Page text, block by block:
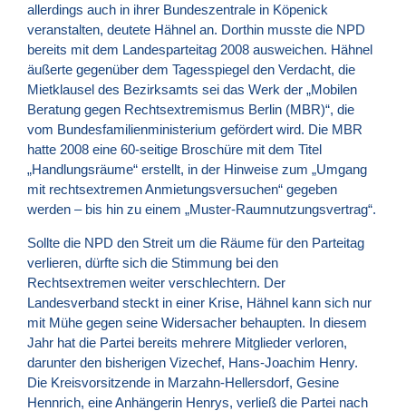
allerdings auch in ihrer Bundeszentrale in Köpenick
veranstalten, deutete Hähnel an. Dorthin musste die NPD
bereits mit dem Landesparteitag 2008 ausweichen. Hähnel
äußerte gegenüber dem Tagesspiegel den Verdacht, die
Mietklausel des Bezirksamts sei das Werk der „Mobilen
Beratung gegen Rechtsextremismus Berlin (MBR)“, die
vom Bundesfamilienministerium gefördert wird. Die MBR
hatte 2008 eine 60-seitige Broschüre mit dem Titel
„Handlungsräume“ erstellt, in der Hinweise zum „Umgang
mit rechtsextremen Anmietungsversuchen“ gegeben
werden – bis hin zu einem „Muster-Raumnutzungsvertrag“.
Sollte die NPD den Streit um die Räume für den Parteitag
verlieren, dürfte sich die Stimmung bei den
Rechtsextremen weiter verschlechtern. Der
Landesverband steckt in einer Krise, Hähnel kann sich nur
mit Mühe gegen seine Widersacher behaupten. In diesem
Jahr hat die Partei bereits mehrere Mitglieder verloren,
darunter den bisherigen Vizechef, Hans-Joachim Henry.
Die Kreisvorsitzende in Marzahn-Hellersdorf, Gesine
Hennrich, eine Anhängerin Henrys, verließ die Partei nach